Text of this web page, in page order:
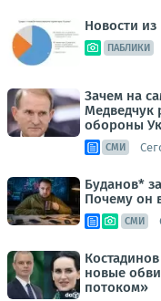
Новости
ПАБЛИКИ
Зачем на
Медведчук
обороны
СМИ
Буданов*
Почему он
СМИ
новые
потоком»